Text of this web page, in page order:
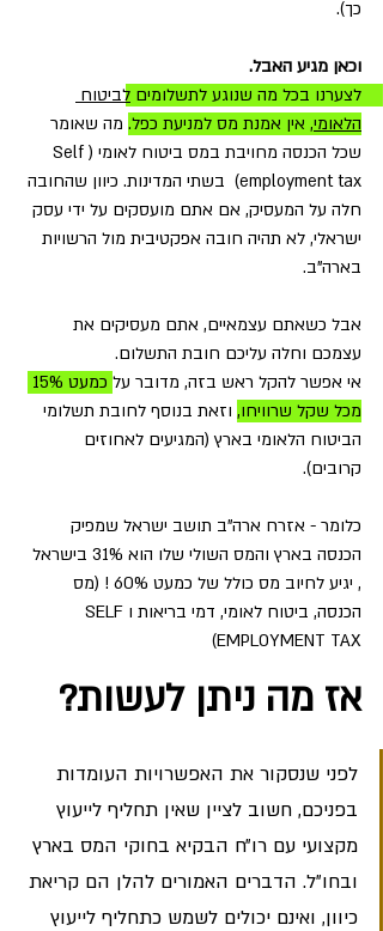
כך).
וכאן מגיע האבל.
לצערנו בכל מה שנוגע לתשלומים לביטוח
הלאומי, אין אמנת מס למניעת כפל. מה שאומר
שכל הכנסה מחויבת במס ביטוח לאומי (Self
employment tax)  בשתי המדינות. כיוון שהחובה
חלה על המעסיק, אם אתם מועסקים על ידי עסק
ישראלי, לא תהיה חובה אפקטיבית מול הרשויות
בארה"ב.
אבל כשאתם עצמאיים, אתם מעסיקים את
עצמכם וחלה עליכם חובת התשלום.
אי אפשר להקל ראש בזה, מדובר על
מכל שקל שרוויחו, וזאת בנוסף לחובת תשלומי
הביטוח הלאומי בארץ (המגיעים לאחוזים
קרובים).
כלומר - אזרח ארה"ב תושב ישראל שמפיק
הכנסה בארץ והמס השולי שלו הוא 31% בישראל
, יגיע לחיוב מס כולל של כמעט 60% ! (מס
הכנסה, ביטוח לאומי, דמי בריאות וSELF
EMPLOYMENT TAX)
אז מה ניתן לעשות?
לפני שנסקור את האפשרויות העומדות
בפניכם, חשוב לציין שאין תחליף לייעוץ
מקצועי עם רו״ח הבקיא בחוקי המס בארץ
ובחו״ל. הדברים האמורים להלן הם קריאת
כיוון, ואינם יכולים לשמש כתחליף לייעוץ